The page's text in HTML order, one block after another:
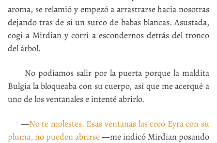
aroma, se relamió y empezó a arrastrarse hacia nosotras
dejando tras de sí un surco de babas blancas. Asustada,
cogí a Mirdian y corrí a escondernos detrás del tronco
del árbol.
No podíamos salir por la puerta porque la maldita
Bulgia la bloqueaba con su cuerpo, así que me acerqué a
uno de los ventanales e intenté abrirlo.
—No te molestes. Esas ventanas las creó Eyra con su
pluma, no pueden abrirse—me indicó Mirdian posando